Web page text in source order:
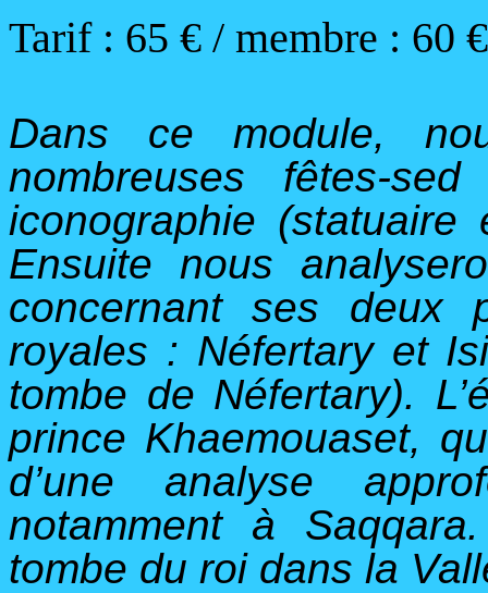
Tarif : 65 € / membre : 60 €
Dans ce module,
nombreuses fêtes-
iconographie
Ensuite nous
concernant ses deux
royales : Néfertary et
tombe de Néfertary).
prince Khaemouaset,
d’une analyse
notamment à
tombe du roi dans la